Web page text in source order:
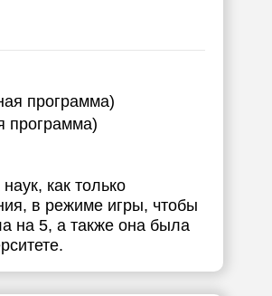
программа)
программа)
как только
в режиме игры, чтобы
на 5, а также она была